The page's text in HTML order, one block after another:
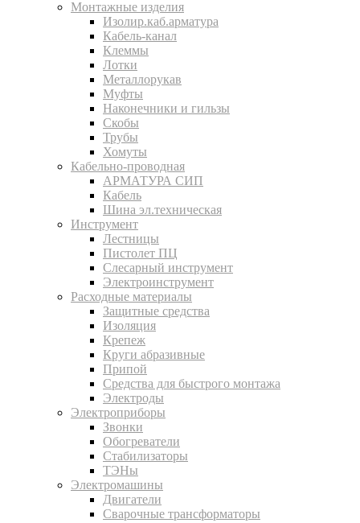
Монтажные изделия
Изолир.каб.арматура
Кабель-канал
Клеммы
Лотки
Металлорукав
Муфты
Наконечники и гильзы
Скобы
Трубы
Хомуты
Кабельно-проводная
АРМАТУРА СИП
Кабель
Шина эл.техническая
Инструмент
Лестницы
Пистолет ПЦ
Слесарный инструмент
Электроинструмент
Расходные материалы
Защитные средства
Изоляция
Крепеж
Круги абразивные
Припой
Средства для быстрого монтажа
Электроды
Электроприборы
Звонки
Обогреватели
Стабилизаторы
ТЭНы
Электромашины
Двигатели
Сварочные трансформаторы